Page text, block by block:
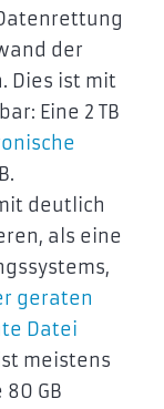
der
Dies ist mit
Eine 2 TB
deutlich
als eine
geraten
Datei
meistens
GB